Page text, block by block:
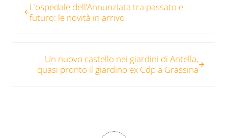
L’ospedale dell’Annunziata tra passato e
futuro: le novità in arrivo
Un nuovo castello nei giardini di Antella,
quasi pronto il giardino ex Cdp a Grassina